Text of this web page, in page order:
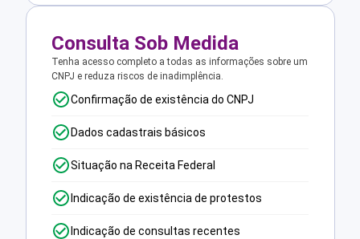
Consulta Sob Medida
Tenha acesso completo a todas as informações sobre um
CNPJ e reduza riscos de inadimplência.
Confirmação de existência do CNPJ
Dados cadastrais básicos
Situação na Receita Federal
Indicação de existência de protestos
Indicação de consultas recentes